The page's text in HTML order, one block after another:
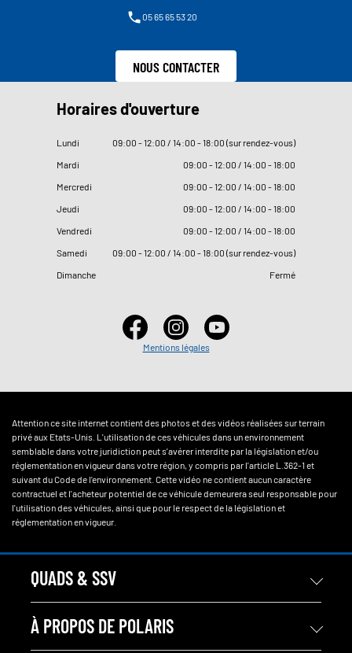
05 65 65 53 20
NOUS CONTACTER
Horaires d'ouverture
Lundi 09:00 - 12:00 / 14:00 - 18:00 (sur rendez-vous)
Mardi
09:00 - 12:00 / 14:00 - 18:00
Mercredi
09:00 - 12:00 / 14:00 - 18:00
Jeudi
09:00 - 12:00 / 14:00 - 18:00
Vendredi
09:00 - 12:00 / 14:00 - 18:00
Samedi
09:00 - 12:00 / 14:00 - 18:00 (sur rendez-vous)
Dimanche
Fermé
Mentions légales
Attention ce site internet contient des photos et des vidéos réalisées sur terrain
privé aux Etats-Unis. L'utilisation de ces véhicules dans un environnement
semblable dans votre juridiction peut s'avérer interdite par la législation et/ou
réglementation en vigueur dans votre région, y compris par l'article L.362-1 et
suivant du Code de l'environnement. Cette vidéo ne contient aucun caractère
contractuel et l'acheteur potentiel de ce véhicule demeurera seul responsable pour
l'utilisation des véhicules, ainsi que pour le respect de la législation et
réglementation en vigueur.
QUADS & SSV
À PROPOS DE POLARIS